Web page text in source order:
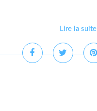
Lire la suite